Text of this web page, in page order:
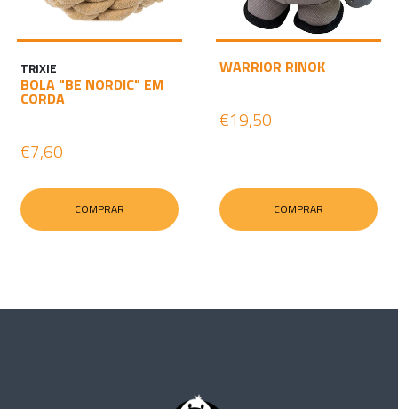
TRIXIE
BOLA "BE NORDIC" EM
CORDA
€7,60
COMPRAR
WARRIOR RINOK
€19,50
COMPRAR